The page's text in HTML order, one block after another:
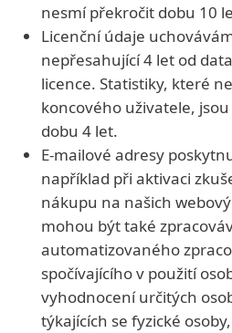
nesmí překročit dobu 10
Licenční údaje
nepřesahující 4 let od
licence. Statistiky, které
koncového uživatele,
dobu 4 let.
E-mailové adresy
například při aktivaci
nákupu na našich
mohou být také
automatizovaného
spočívajícího v použití
vyhodnocení určitých
týkajících se fyzické